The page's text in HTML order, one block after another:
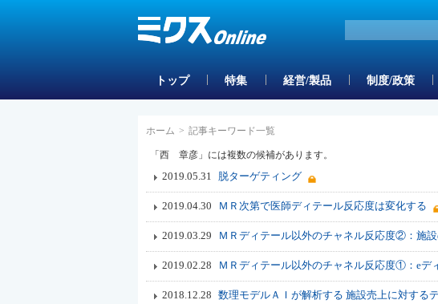
トップ 特集 経営/製品 制度/政策
ホーム > 記事キーワード一覧
「西 章彦」には複数の候補があります。
2019.05.31 脱ターゲティング
2019.04.30 ＭＲ次第で医師ディテール反応度は変化する
2019.03.29 ＭＲディテール以外のチャネル反応度②：施
2019.02.28 ＭＲディテール以外のチャネル反応度①：eデ
2018.12.28 数理モデルＡＩが解析する 施設売上に対する